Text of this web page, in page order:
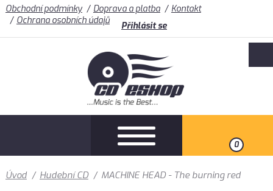
Obchodní podmínky Doprava a platba
Kontakt
Ochrana osobních údajů
Přihlásit se
0
Úvod / Hudební CD / MACHINE HEAD - The burning red